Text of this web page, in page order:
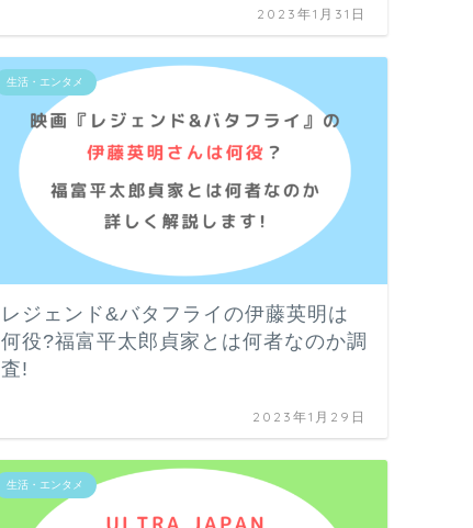
2023年1月31日
生活・エンタメ
レジェンド&バタフライの伊藤英明は
何役?福富平太郎貞家とは何者なのか調
査!
2023年1月29日
生活・エンタメ